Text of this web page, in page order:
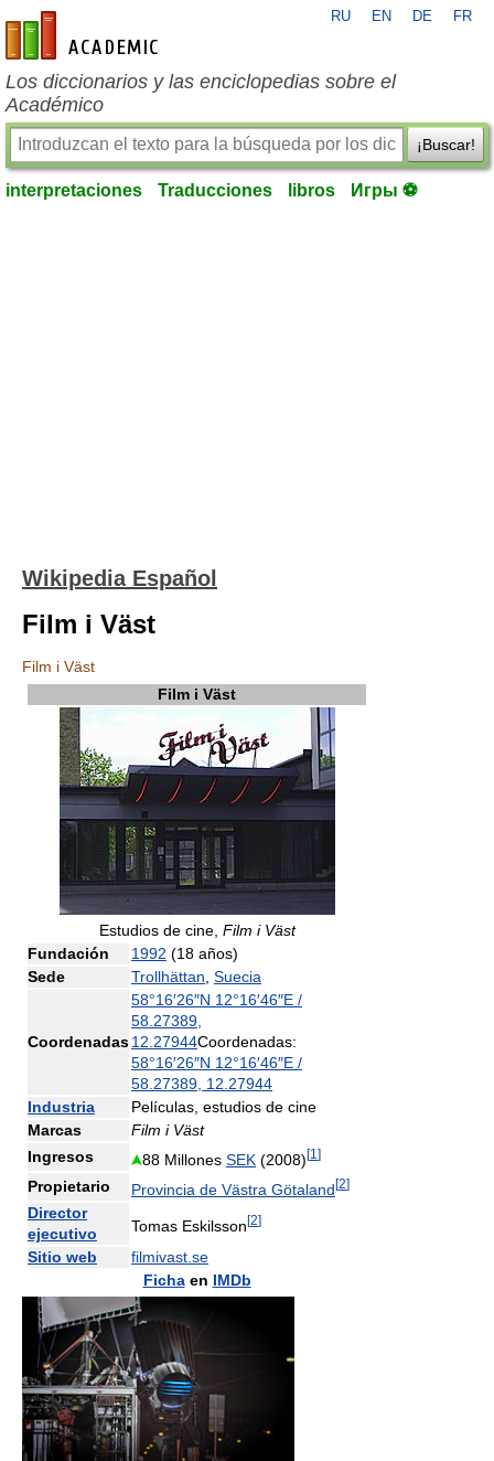
es-academic.com
RU EN DE FR
Los diccionarios y las enciclopedias sobre el
Académico
¡Buscar!
interpretaciones Traducciones libros Игры ⚽
Wikipedia Español
Film i Väst
Film i Väst
Film i Väst
Estudios de cine, Film i Väst
Fundación
1992 (18 años)
Sede
Trollhättan Suecia
Coordenadas
58°16′26″N 12°16′46″E /
58.27389
12.27944Coordenadas:
58°16′26″N 12°16′46″E /
58.27389 12.27944
Industria
Películas, estudios de cine
Marcas
Film i Väst
Ingresos
88 Millones SEK (2008)[1 ]
Propietario Provincia de Västra Götaland[2]
Director
ejecutivo
Tomas Eskilsson[2]
Sitio web
filmivast.se
Fichaen IMDb